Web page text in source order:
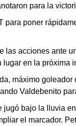
para la
para poner
las acciones ante
lugar en la próxima
máximo goleador
Valdebenito
jugó bajo la lluvia
el marcador.